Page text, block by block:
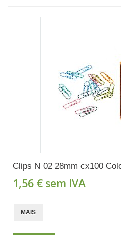
Clips N 02 28mm cx100
1,56 € sem IVA
MAIS